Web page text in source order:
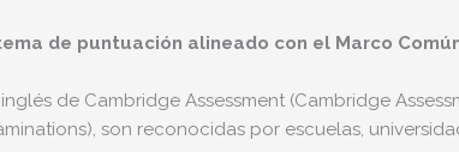
de puntuación alineado con el Marco
de Cambridge Assessment (Cambridge
son reconocidas por escuelas,